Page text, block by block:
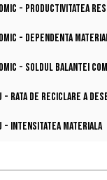
- Productivitatea
- Dependenta
- Soldul balantei
- Rata de reciclare a
- Intensitatea materiala